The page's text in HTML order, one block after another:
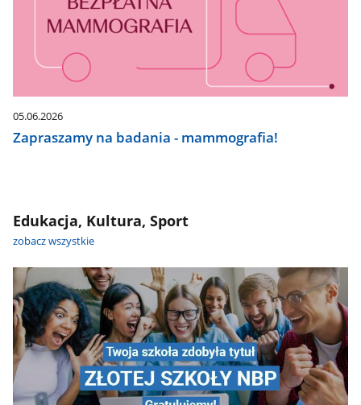
05.06.2026
Zapraszamy na badania - mammografia!
Edukacja, Kultura, Sport
zobacz wszystkie